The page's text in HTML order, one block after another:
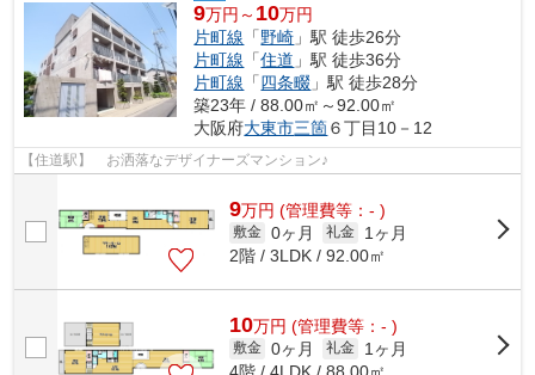
9万円～ 10万円
片町線 「野崎 」駅 徒歩26分
片町線 「住道 」駅 徒歩36分
片町線 「四条畷 」駅 徒歩28分
築23年 / 88.00㎡～92.00㎡
大阪府大東市三箇６丁目10－12
【住道駅】 お洒落なデザイナーズマンション♪
9万円 (管理費等：- )
敷金 0ヶ月 礼金
1ヶ月
2階 / 3LDK / 92.00㎡
10万円 (管理費等：- )
敷金 0ヶ月 礼金
1ヶ月
4階 / 4LDK / 88.00㎡